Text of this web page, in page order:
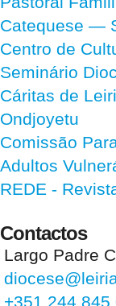
Catequese —
Centro de
Seminário
Cáritas de
Ondjoyetu
Comissão
Adultos
REDE -
Contactos
Largo Padre
+351 244 845